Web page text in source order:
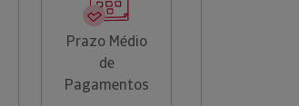
Prazo Médio
de
Pagamentos